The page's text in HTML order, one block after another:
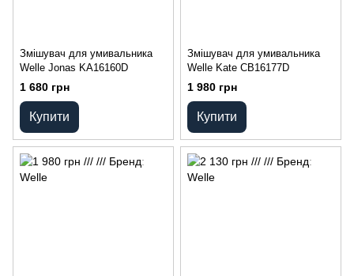
Змішувач для умивальника
Welle Jonas KA16160D
1 680 грн
Купити
Змішувач для умивальника
Welle Kate CB16177D
1 980 грн
Купити